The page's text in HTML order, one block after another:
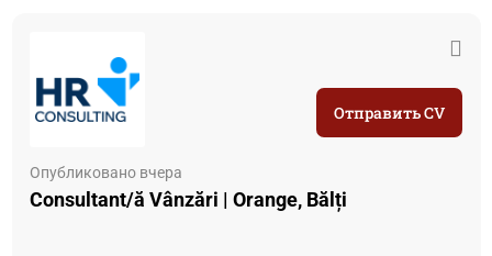
Опубликовано вчера
Consultant/ă Vânzări | Orange, Bălți
Отправить CV